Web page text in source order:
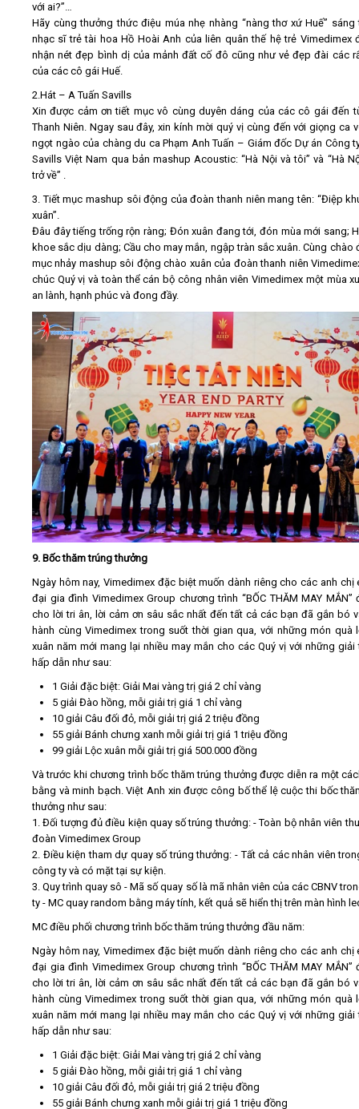
với ai?”…
Hãy cùng thưởng thức điệu múa nhẹ nhàng “nàng thơ xứ Huế” sáng
nhạc sĩ trẻ tài hoa Hồ Hoài Anh của liên quân thế hệ trẻ Vimedimex
nhận nét đẹp bình dị của mảnh đất cố đô cũng như vẻ đẹp đài các
của các cô gái Huế.
2.Hát – A Tuấn Savills
Xin được cảm ơn tiết mục vô cùng duyên dáng của các cô gái đến
Thanh Niên. Ngay sau đây, xin kính mời quý vị cùng đến với giọng ca
ngọt ngào của chàng du ca Phạm Anh Tuấn – Giám đốc Dự án Công
Savills Việt Nam qua bản mashup Acoustic: “Hà Nội và tôi” và “Hà
trở về” .
3. Tiết mục mashup sôi động của đoàn thanh niên mang tên: “Điệp
xuân”.
Đâu đây tiếng trống rộn ràng; Đón xuân đang tới, đón mùa mới sang;
khoe sắc dịu dàng; Cầu cho may mắn, ngập tràn sắc xuân. Cùng chào
mục nhảy mashup sôi động chào xuân của đoàn thanh niên
chúc Quý vị và toàn thể cán bộ công nhân viên Vimedimex một mùa
an lành, hạnh phúc và đong đầy.
9. Bốc thăm trúng thưởng
Ngày hôm nay, Vimedimex đặc biệt muốn dành riêng cho các anh chị
đại gia đình Vimedimex Group chương trình “BỐC THĂM MAY MẮN”
cho lời tri ân, lời cảm ơn sâu sắc nhất đến tất cả các bạn đã gắn bó
hành cùng Vimedimex trong suốt thời gian qua, với những món quà
xuân năm mới mang lại nhiều may mắn cho các Quý vị với những giải
hấp dẫn như sau:
1 Giải đặc biệt: Giải Mai vàng trị giá 2 chỉ vàng
5 giải Đào hồng, mỗi giải trị giá 1 chỉ vàng
10 giải Câu đối đỏ, mỗi giải trị giá 2 triệu đồng
55 giải Bánh chưng xanh mỗi giải trị giá 1 triệu đồng
99 giải Lộc xuân mỗi giải trị giá 500.000 đồng
Và trước khi chương trình bốc thăm trúng thưởng được diễn ra một
bằng và minh bạch. Việt Anh xin được công bố thể lệ cuộc thi bốc
thưởng như sau:
1. Đối tượng đủ điều kiện quay số trúng thưởng: - Toàn bộ nhân viên
đoàn Vimedimex Group
2. Điều kiện tham dự quay số trúng thưởng: - Tất cả các nhân viên
công ty và có mặt tại sự kiện.
3. Quy trình quay sô - Mã số quay số là mã nhân viên của các CBNV
ty - MC quay random bằng máy tính, kết quả sẽ hiển thị trên màn hình
MC điều phối chương trình bốc thăm trúng thưởng đầu năm:
Ngày hôm nay, Vimedimex đặc biệt muốn dành riêng cho các anh chị
đại gia đình Vimedimex Group chương trình “BỐC THĂM MAY MẮN”
cho lời tri ân, lời cảm ơn sâu sắc nhất đến tất cả các bạn đã gắn bó
hành cùng Vimedimex trong suốt thời gian qua, với những món quà
xuân năm mới mang lại nhiều may mắn cho các Quý vị với những giải
hấp dẫn như sau:
1 Giải đặc biệt: Giải Mai vàng trị giá 2 chỉ vàng
5 giải Đào hồng, mỗi giải trị giá 1 chỉ vàng
10 giải Câu đối đỏ, mỗi giải trị giá 2 triệu đồng
55 giải Bánh chưng xanh mỗi giải trị giá 1 triệu đồng